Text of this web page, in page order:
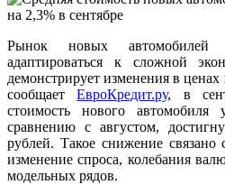
Рынок новых автомобилей
адаптироваться к сложной
демонстрирует изменения в
сообщаетЕвроКредит.ру, в
стоимость нового
сравнению с августом,
рублей. Такое снижение
изменение спроса, колебания
модельных рядов.